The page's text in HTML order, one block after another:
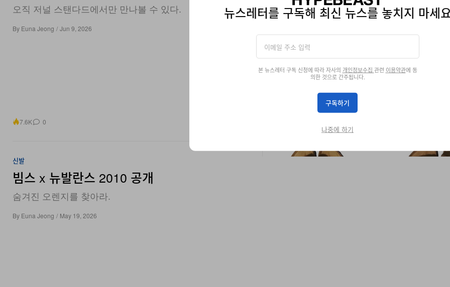
오직 저널 스탠다드에서만 만나볼 수 있다.
By Euna Jeong / Jun 9, 2026
7.6K 0
신발
빔스 x 뉴발란스 2010 공개
숨겨진 오렌지를 찾아라.
By Euna Jeong / May 19, 2026
뉴스레터를 구독해 최신 뉴스를 놓치지 마세
본 뉴스레터 구독 신청에 따라 자사의 개인정보수집 관련 이용약관에 동
의한 것으로 간주됩니다.
구독하기
나중에 하기